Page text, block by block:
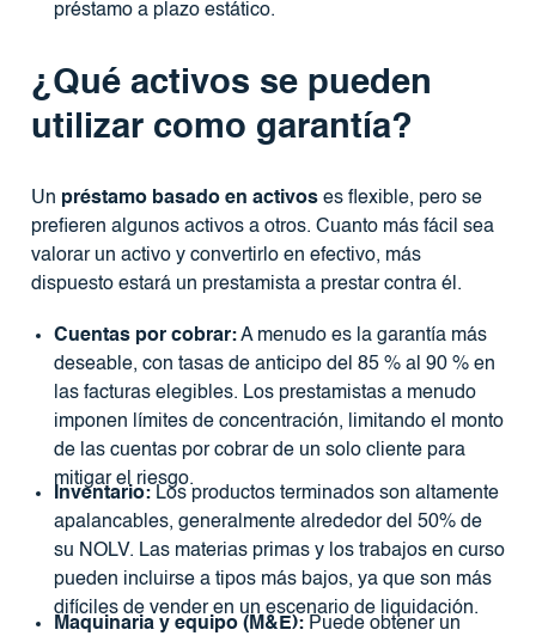
préstamo a plazo estático.
¿Qué activos se pueden
utilizar como garantía?
Un préstamo basado en activoses flexible, pero se
prefieren algunos activos a otros. Cuanto más fácil sea
valorar un activo y convertirlo en efectivo, más
dispuesto estará un prestamista a prestar contra él.
Cuentas por cobrar:A menudo es la garantía más
deseable, con tasas de anticipo del 85 % al 90 % en
las facturas elegibles. Los prestamistas a menudo
imponen límites de concentración, limitando el monto
de las cuentas por cobrar de un solo cliente para
mitigar el riesgo.
Inventario:Los productos terminados son altamente
apalancables, generalmente alrededor del 50% de
su NOLV. Las materias primas y los trabajos en curso
pueden incluirse a tipos más bajos, ya que son más
difíciles de vender en un escenario de liquidación.
Maquinaria y equipo (M&E):Puede obtener un